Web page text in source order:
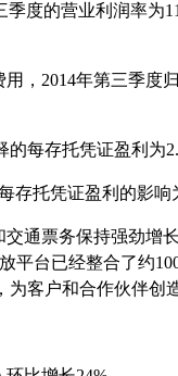
季度的营业利润率为
， 2014年第三季度
的每存托凭证盈利为
存托凭证盈利的影响
通票务保持强劲增
平台已经整合了约
客户和合作伙伴创